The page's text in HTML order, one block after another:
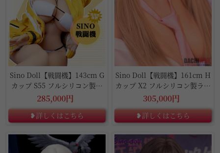
Sino Doll【戦闘機】143cm G
カップ S55 フルシリコン製ラ
ブドール
285,000円
❥詳しくはこちら
Sino Doll【戦闘機】161cm H
カップ X2 フルシリコン製ラブ
ドール
305,000円
❥詳しくはこちら